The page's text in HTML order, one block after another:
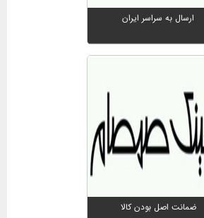
ارسال به سراسر ایران
ضمانت اصل بودن کالا